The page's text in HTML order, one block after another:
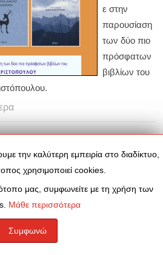
ε στην
παρουσίαση
των δύο πιο
πρόσφατων
βιβλίων του
την καλύτερη εμπειρία στο διαδίκτυο,
χρησιμοποιεί cookies.
μας, συμφωνείτε με τη χρήση των
Μάθε περισσότερα
Συμφωνώ